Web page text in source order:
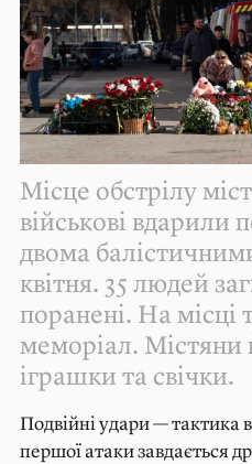
Місце обстрілу
військові вдарили
двома
квітня. 35 людей
поранені. На місці
меморіал. Містяни
іграшки та свічки.
Подвійні удари — тактика
першої атаки завдається